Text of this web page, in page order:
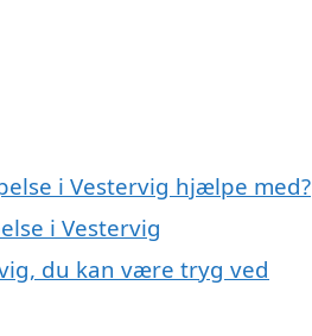
i Vestervig hjælpe med?
i Vestervig
du kan være tryg ved